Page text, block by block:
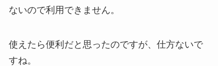
ないので利用できません。
使えたら便利だと思ったのですが、仕方ないで
すね。